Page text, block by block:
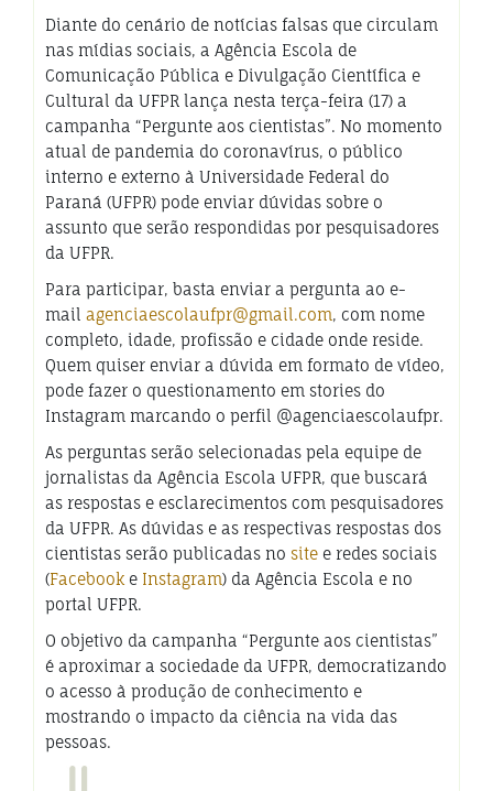
Diante do cenário de notícias falsas que circulam
nas mídias sociais, a Agência Escola de
Comunicação Pública e Divulgação Científica e
Cultural da UFPR lança nesta terça-feira (17) a
campanha “Pergunte aos cientistas”. No momento
atual de pandemia do coronavírus, o público
interno e externo à Universidade Federal do
Paraná (UFPR) pode enviar dúvidas sobre o
assunto que serão respondidas por pesquisadores
da UFPR.
Para participar, basta enviar a pergunta ao e-
mail agenciaescolaufpr@gmail.com, com nome
completo, idade, profissão e cidade onde reside.
Quem quiser enviar a dúvida em formato de vídeo,
pode fazer o questionamento em stories do
Instagram marcando o perfil @agenciaescolaufpr.
As perguntas serão selecionadas pela equipe de
jornalistas da Agência Escola UFPR, que buscará
as respostas e esclarecimentos com pesquisadores
da UFPR. As dúvidas e as respectivas respostas dos
cientistas serão publicadas no site e redes sociais
(Facebook e Instagram) da Agência Escola e no
portal UFPR.
O objetivo da campanha “Pergunte aos cientistas”
é aproximar a sociedade da UFPR, democratizando
o acesso à produção de conhecimento e
mostrando o impacto da ciência na vida das
pessoas.